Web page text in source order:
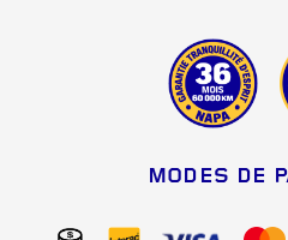
MODES DE